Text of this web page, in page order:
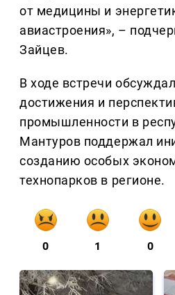
от медицины и
авиастроения», –
Зайцев.
В ходе встречи
достижения и
промышленности в
Мантуров поддержал
созданию особых
технопарков в регионе.
0 1 0